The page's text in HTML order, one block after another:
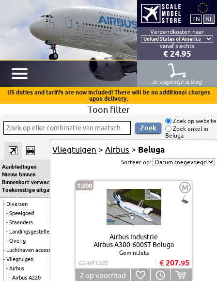
Verzendkosten naar
vanaf slechts
€ 24.95
Je wagentje is leeg
US duties and tariffs are now included! There will be no additional charges
upon delivery.
Toon filter
Zoek op website
Zoek enkel in
Beluga
Aanbiedingen
Nieuw binnen
Binnenkort verwacht
Toekomstige uitgaven
Diversen
Speelgoed
Staanders
Landingsgestellen
Overig
Luchthaven accessoires
Vliegtuigen
Airbus
Airbus A220
Vliegtuigen >Airbus > Beluga
Sorteer op:
1:200 M
Airbus Industrie
Airbus A300-600ST Beluga
GeminiJets
G2AIR1320
€ 207.95
2 op voorraad